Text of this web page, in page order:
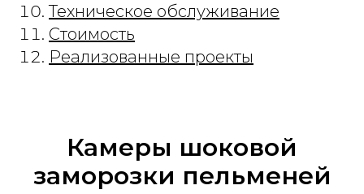
Техническое обслуживание
Стоимость
Реализованные проекты
Камеры шоковой
заморозки пельменей